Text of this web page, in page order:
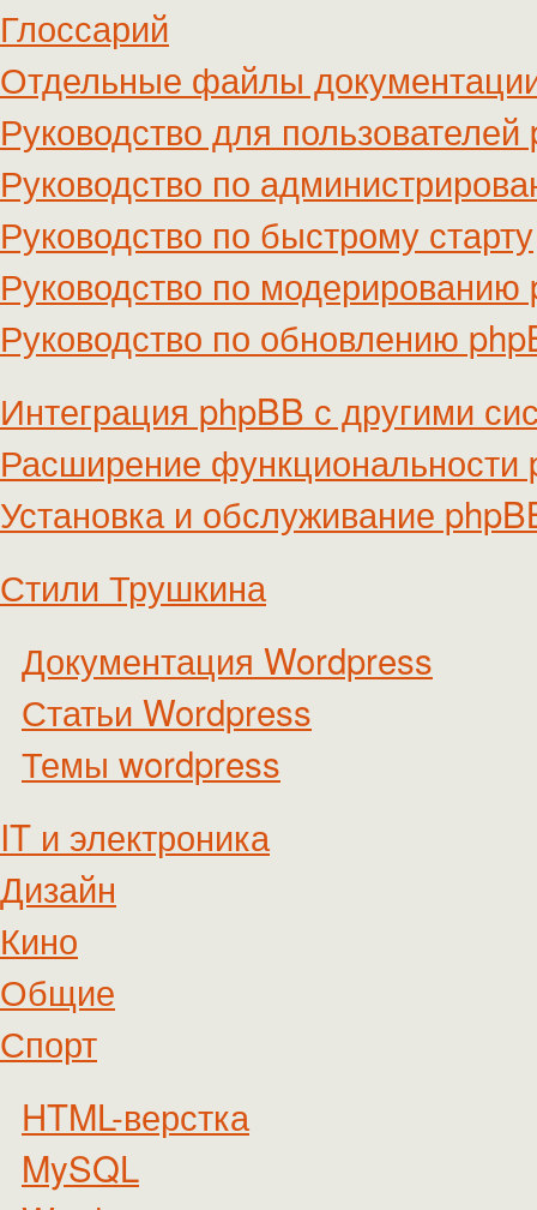
Глоссарий
Отдельные файлы
Руководство для пользователей
Руководство по
Руководство по быстрому старту
Руководство по модерированию
Руководство по обновлению
Интеграция phpBB с другими
Расширение функциональности
Установка и обслуживание
Стили Трушкина
Документация Wordpress
Статьи Wordpress
Темы wordpress
IT и электроника
Дизайн
Кино
Общие
Спорт
HTML-верстка
MySQL